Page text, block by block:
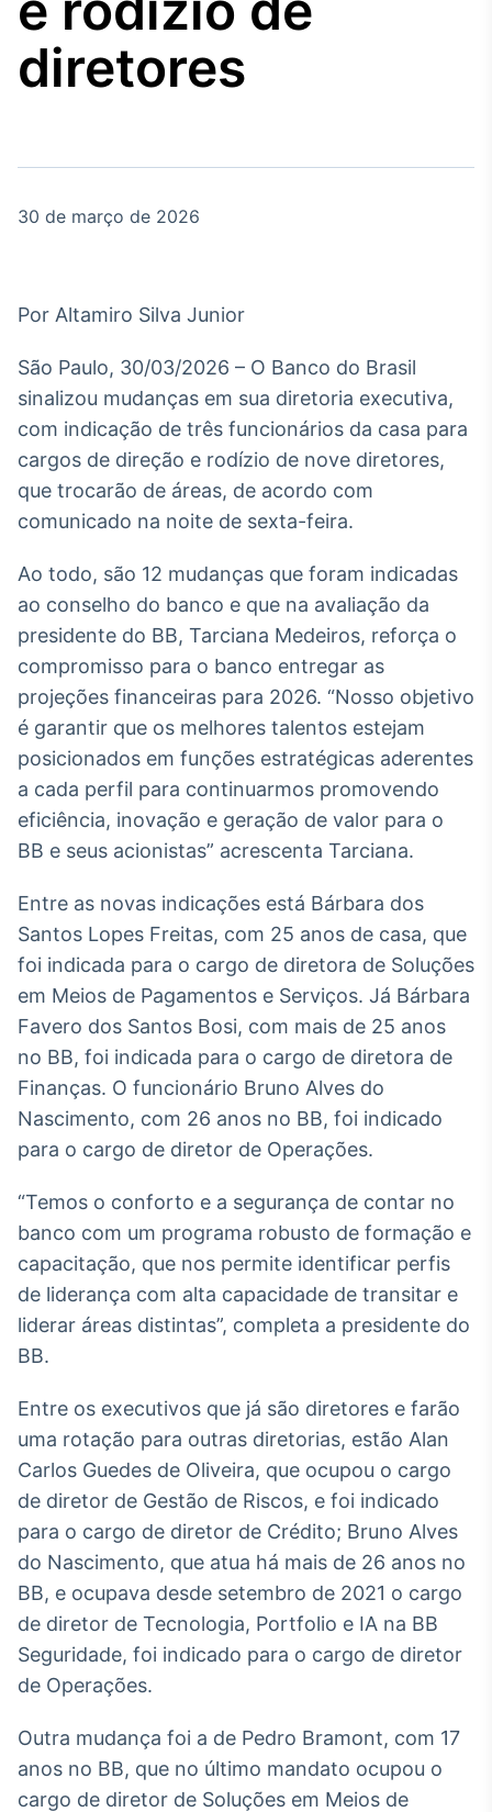
Agro
Broadcast
Energia
energia elétrica
no Brasil
Broadcast
White Label
conteúdos
personalizados
Soluções de Dados
e Conteúdos
Broadcast
OTC
Plataforma para
ativos
Broadcast
Datafeed
integração de
conteúdos e
dados
Broadcast
Ticker
Cotações e
headlines de
notícias
Broadcast
Componentes
para conteúdos e
funcionalidades
Broadcast
dados para
displays e telas
Broadcast
Curadoria
conteúdos
noticiosos
Soluções de
Tecnologia
Broadcast
inteligente de
notícias e
conteúdos
diretores
30 de março de 2026
Por Altamiro Silva Junior
São Paulo, 30/03/2026 – O Banco do Brasil
sinalizou mudanças em sua diretoria executiva,
com indicação de três funcionários da casa para
cargos de direção e rodízio de nove diretores,
que trocarão de áreas, de acordo com
comunicado na noite de sexta-feira.
Ao todo, são 12 mudanças que foram indicadas
ao conselho do banco e que na avaliação da
presidente do BB, Tarciana Medeiros, reforça o
compromisso para o banco entregar as
projeções financeiras para 2026. “Nosso objetivo
é garantir que os melhores talentos estejam
posicionados em funções estratégicas aderentes
a cada perfil para continuarmos promovendo
eficiência, inovação e geração de valor para o
BB e seus acionistas” acrescenta Tarciana.
Entre as novas indicações está Bárbara dos
Santos Lopes Freitas, com 25 anos de casa, que
foi indicada para o cargo de diretora de Soluções
em Meios de Pagamentos e Serviços. Já Bárbara
Favero dos Santos Bosi, com mais de 25 anos
no BB, foi indicada para o cargo de diretora de
Finanças. O funcionário Bruno Alves do
Nascimento, com 26 anos no BB, foi indicado
para o cargo de diretor de Operações.
“Temos o conforto e a segurança de contar no
banco com um programa robusto de formação e
capacitação, que nos permite identificar perfis
de liderança com alta capacidade de transitar e
liderar áreas distintas”, completa a presidente do
BB.
Entre os executivos que já são diretores e farão
uma rotação para outras diretorias, estão Alan
Carlos Guedes de Oliveira, que ocupou o cargo
de diretor de Gestão de Riscos, e foi indicado
para o cargo de diretor de Crédito; Bruno Alves
do Nascimento, que atua há mais de 26 anos no
BB, e ocupava desde setembro de 2021 o cargo
de diretor de Tecnologia, Portfolio e IA na BB
Seguridade, foi indicado para o cargo de diretor
de Operações.
Outra mudança foi a de Pedro Bramont, com 17
anos no BB, que no último mandato ocupou o
cargo de diretor de Soluções em Meios de